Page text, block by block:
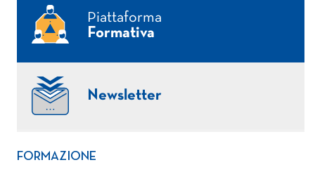
Piattaforma
Formativa
Newsletter
FORMAZIONE